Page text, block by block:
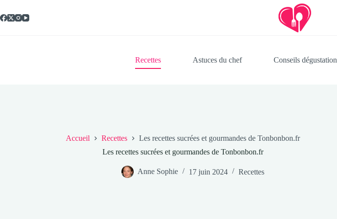
au
contenu
Recettes Astuces du chef Conseils dégustation
Accueil Recettes
Les recettes sucrées et gourmandes de Tonbonbon.fr
Les recettes sucrées et gourmandes de Tonbonbon.fr
Anne Sophie 17 juin 2024 Recettes